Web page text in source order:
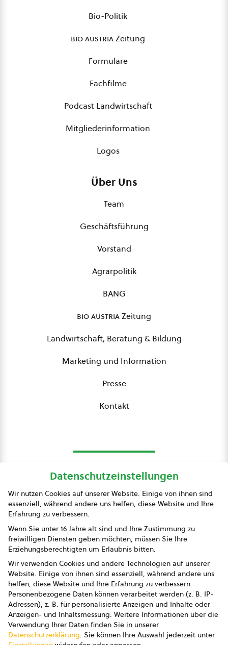
Bio-Politik
bio austriaZeitung
Formulare
Fachfilme
Podcast Landwirtschaft
Mitgliederinformation
Logos
Über Uns
Team
Geschäftsführung
Vorstand
Agrarpolitik
BANG
bio austriaZeitung
Landwirtschaft, Beratung & Bildung
Marketing und Information
Presse
Kontakt
Presse
Impressum
Datenschutz
AGB
AGB Marketing GmbH
AGB Bildung
Newsletter
Datenschutzeinstellungen
Wir nutzen Cookies auf unserer Website. Einige von ihnen sind
essenziell, während andere uns helfen, diese Website und Ihre
Erfahrung zu verbessern.
Wenn Sie unter 16 Jahre alt sind und Ihre Zustimmung zu
freiwilligen Diensten geben möchten, müssen Sie Ihre
Erziehungsberechtigten um Erlaubnis bitten.
Wir verwenden Cookies und andere Technologien auf unserer
Website. Einige von ihnen sind essenziell, während andere uns
helfen, diese Website und Ihre Erfahrung zu verbessern.
Personenbezogene Daten können verarbeitet werden (z. B. IP-
Adressen), z. B. für personalisierte Anzeigen und Inhalte oder
Anzeigen- und Inhaltsmessung. Weitere Informationen über die
Verwendung Ihrer Daten finden Sie in unserer
Datenschutzerklärung. Sie können Ihre Auswahl jederzeit unter